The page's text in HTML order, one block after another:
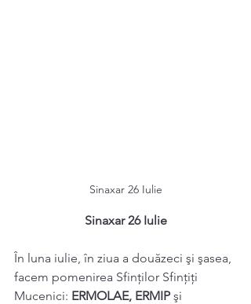
Sinaxar 26 Iulie
Sinaxar 26 Iulie
În luna iulie, în ziua a douăzeci şi şasea,
facem pomenirea Sfinţilor Sfințiți
Mucenici: ERMOLAE, ERMIP şi